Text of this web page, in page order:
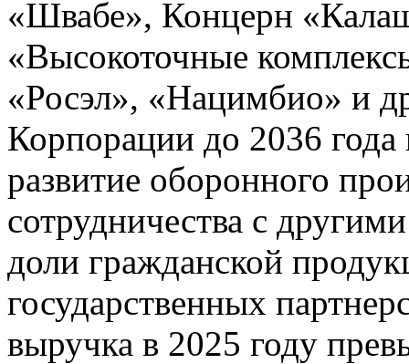
«Швабе», Концерн
«Высокоточные
«Росэл», «Нацимбио» и
Корпорации до 2036 года
развитие оборонного
сотрудничества с
доли гражданской
государственных
выручка в 2025 году